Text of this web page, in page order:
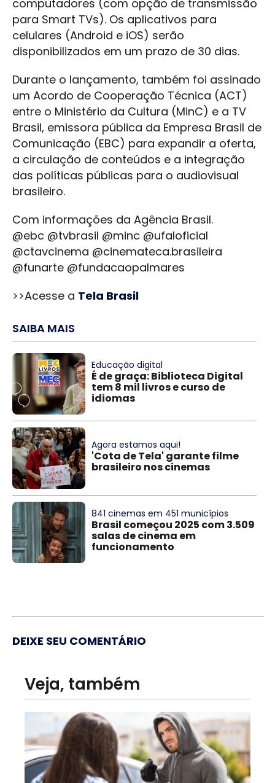
computadores (com opção de transmissão
para Smart TVs). Os aplicativos para
celulares (Android e iOS) serão
disponibilizados em um prazo de 30 dias.
Durante o lançamento, também foi assinado
um Acordo de Cooperação Técnica (ACT)
entre o Ministério da Cultura (MinC) e a TV
Brasil, emissora pública da Empresa Brasil de
Comunicação (EBC) para expandir a oferta,
a circulação de conteúdos e a integração
das políticas públicas para o audiovisual
brasileiro.
Com informações da Agência Brasil.
@ebc @tvbrasil @minc @ufaloficial
@ctavcinema @cinemateca.brasileira
@funarte @fundacaopalmares
>>Acesse a Tela Brasil
SAIBA MAIS
Educação digital
É de graça: Biblioteca Digital
tem 8 mil livros e curso de
idiomas
Agora estamos aqui!
'Cota de Tela' garante filme
brasileiro nos cinemas
841 cinemas em 451 municípios
Brasil começou 2025 com 3.509
salas de cinema em
funcionamento
DEIXE SEU COMENTÁRIO
Veja, também